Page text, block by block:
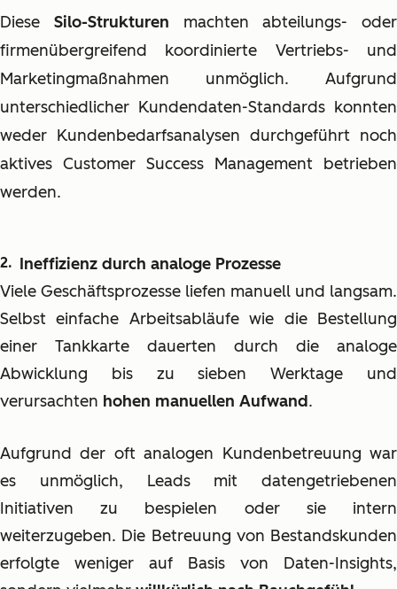
Diese Silo-Strukturen machten abteilungs- oder
firmenübergreifend koordinierte Vertriebs- und
Marketingmaßnahmen unmöglich. Aufgrund
unterschiedlicher Kundendaten-Standards konnten
weder Kundenbedarfsanalysen durchgeführt noch
aktives Customer Success Management betrieben
werden.
Ineffizienz durch analoge Prozesse
Viele Geschäftsprozesse liefen manuell und langsam.
Selbst einfache Arbeitsabläufe wie die Bestellung
einer Tankkarte dauerten durch die analoge
Abwicklung bis zu sieben Werktage und
verursachten hohen manuellen Aufwand.
Aufgrund der oft analogen Kundenbetreuung war
es unmöglich, Leads mit datengetriebenen
Initiativen zu bespielen oder sie intern
weiterzugeben. Die Betreuung von Bestandskunden
erfolgte weniger auf Basis von Daten-Insights,